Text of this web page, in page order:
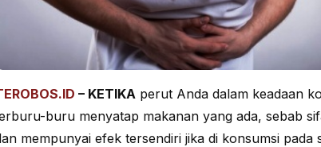
– KETIKA perut Anda dalam keadaan
buru menyatap makanan yang ada, sebab
mempunyai efek tersendiri jika di konsumsi pada